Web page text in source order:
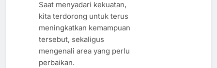
Saat menyadari kekuatan,
kita terdorong untuk terus
meningkatkan kemampuan
tersebut, sekaligus
mengenali area yang perlu
perbaikan.